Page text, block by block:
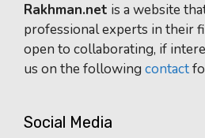
Rakhman.net is a website
professional experts in their
open to collaborating, if
us on the following contact
Social Media